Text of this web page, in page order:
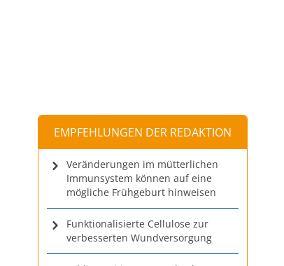
EMPFEHLUNGEN DER REDAKTION
Veränderungen im mütterlichen
Immunsystem können auf eine
mögliche Frühgeburt hinweisen
Funktionalisierte Cellulose zur
verbesserten Wundversorgung